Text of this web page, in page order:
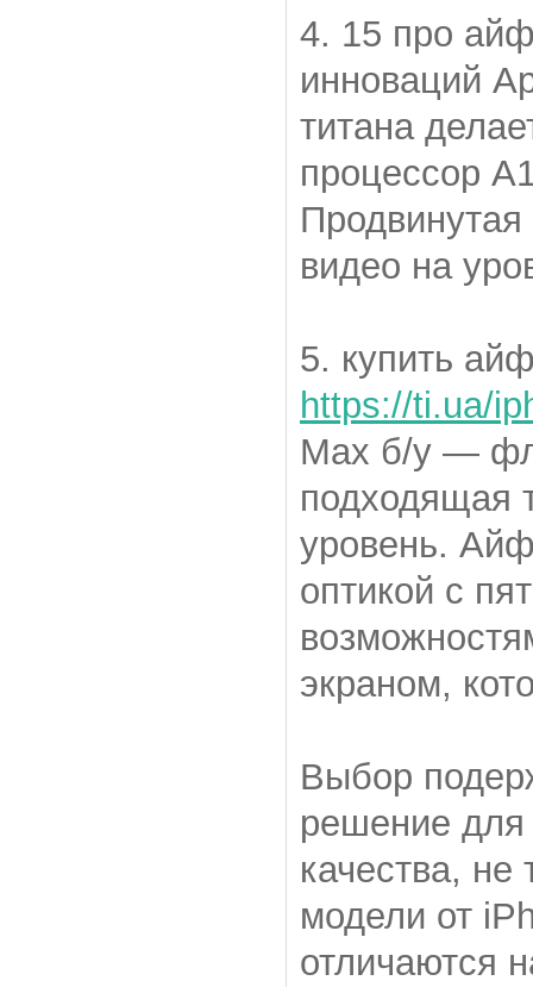
4. 15 про
инноваций
титана
процессор
видео на
5. купить
https://ti.ua/
Max б/у —
подходящая
уровень.
оптикой с
экраном,
Выбор
решение для
качества,
модели от
отличаются